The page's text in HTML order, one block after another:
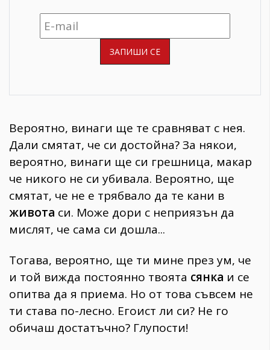
Вероятно, винаги ще те сравняват с нея.
Дали смятат, че си достойна? За някои,
вероятно, винаги ще си грешница, макар
че никого не си убивала. Вероятно, ще
смятат, че не е трябвало да те кани в
живота си. Може дори с неприязън да
мислят, че сама си дошла...
Тогава, вероятно, ще ти мине през ум, че
и той вижда постоянно твоята сянка и се
опитва да я приема. Но от това съвсем не
ти става по-лесно. Егоист ли си? Не го
обичаш достатъчно? Глупости!